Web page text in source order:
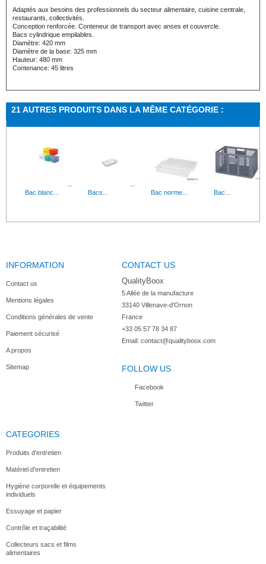
Adaptés aux besoins des professionnels du secteur alimentaire, cuisine centrale,
restaurants, collectivités.
Conception renforcée. Conteneur de transport avec anses et couvercle.
Bacs cylindrique empilables.
Diamètre: 420 mm
Diamètre de la base: 325 mm
Hauteur: 480 mm
Contenance: 45 litres
21 AUTRES PRODUITS DANS LA MÊME CATÉGORIE :
Bac blanc... Bacs... Bac norme... Bac...
Caisse... Bac à Pâte... Caisse...
Couvercle... Caisse...
INFORMATION
Contact us
Mentions légales
Conditions générales de vente
Paiement sécurisé
A propos
Sitemap
CONTACT US
QualityBoox
5 Allée de la manufacture
33140 Villenave-d'Ornon
France
+33 05 57 78 34 87
Email: contact@qualityboox.com
FOLLOW US
Facebook
Twitter
CATEGORIES
Produits d'entretien
Matériel d'entretien
Hygiène corporelle et équipements
individuels
Essuyage et papier
Contrôle et traçabilité
Collecteurs sacs et films
alimentaires